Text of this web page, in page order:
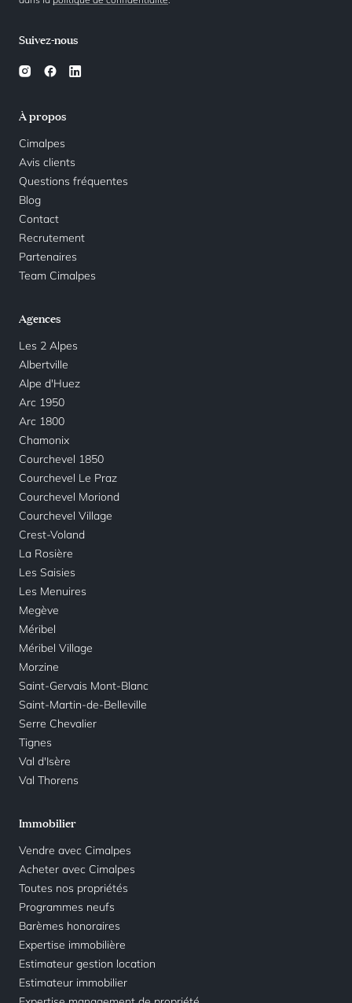
À propos
Cimalpes
Avis clients
Questions fréquentes
Blog
Contact
Recrutement
Partenaires
Team Cimalpes
Agences
Les 2 Alpes
Albertville
Alpe d'Huez
Arc 1950
Arc 1800
Chamonix
Courchevel 1850
Courchevel Le Praz
Courchevel Moriond
Courchevel Village
Crest-Voland
La Rosière
Les Saisies
Les Menuires
Megève
Méribel
Méribel Village
Morzine
Saint-Gervais Mont-Blanc
Saint-Martin-de-Belleville
Serre Chevalier
Tignes
Val d'Isère
Val Thorens
Immobilier
Vendre avec Cimalpes
Acheter avec Cimalpes
Toutes nos propriétés
Programmes neufs
Barèmes honoraires
Expertise immobilière
Estimateur gestion location
Estimateur immobilier
Suivez-nous